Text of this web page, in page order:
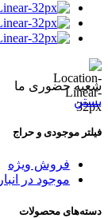
شعبه حضوری ما
بستن
فیلتر موجودی و حراج
فروش ویژه
موجود در انبار
دسته‌های محصولات